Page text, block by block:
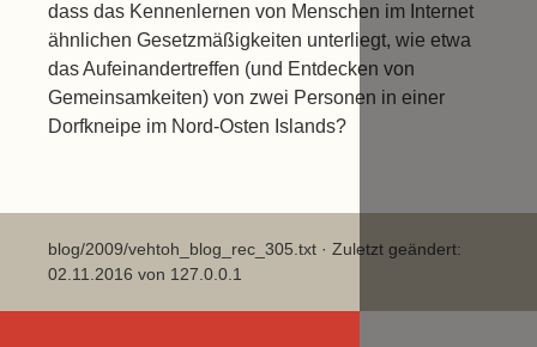
dass das Kennenlernen von Menschen im Internet
ähnlichen Gesetzmäßigkeiten unterliegt, wie etwa
das Aufeinandertreffen (und Entdecken von
Gemeinsamkeiten) von zwei Personen in einer
Dorfkneipe im Nord-Osten Islands?
blog/2009/vehtoh_blog_rec_305.txt · Zuletzt geändert:
02.11.2016 von 127.0.0.1